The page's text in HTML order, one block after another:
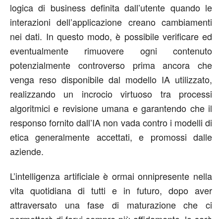
logica di business definita dall’utente quando le
interazioni dell’applicazione creano cambiamenti
nei dati. In questo modo, è possibile verificare ed
eventualmente rimuovere ogni contenuto
potenzialmente controverso prima ancora che
venga reso disponibile dal modello IA utilizzato,
realizzando un incrocio virtuoso tra processi
algoritmici e revisione umana e garantendo che il
responso fornito dall’IA non vada contro i modelli di
etica generalmente accettati, e promossi dalle
aziende.
L’intelligenza artificiale è ormai onnipresente nella
vita quotidiana di tutti e in futuro, dopo aver
attraversato una fase di maturazione che ci